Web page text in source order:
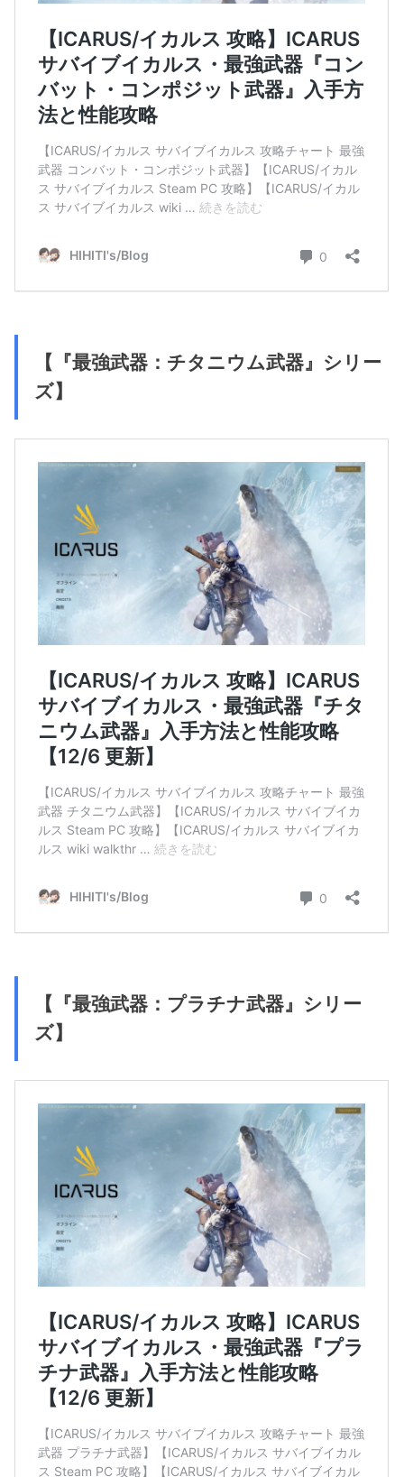
【『最強武器：チタニウム武器』シリー
ズ】
【『最強武器：プラチナ武器』シリー
ズ】